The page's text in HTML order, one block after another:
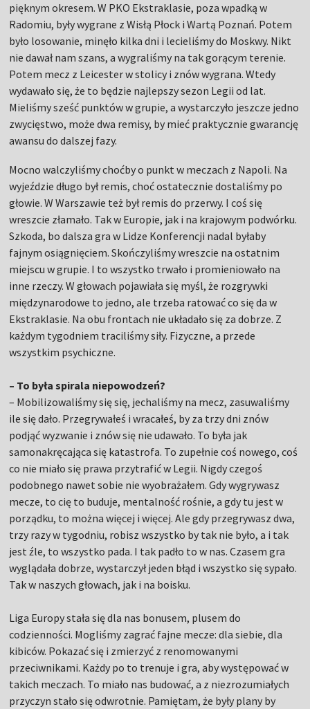
pięknym okresem. W PKO Ekstraklasie, poza wpadką w
Radomiu, były wygrane z Wisłą Płock i Wartą Poznań. Potem
było losowanie, minęło kilka dni i lecieliśmy do Moskwy. Nikt
nie dawał nam szans, a wygraliśmy na tak gorącym terenie.
Potem mecz z Leicester w stolicy i znów wygrana. Wtedy
wydawało się, że to będzie najlepszy sezon Legii od lat.
Mieliśmy sześć punktów w grupie, a wystarczyło jeszcze jedno
zwycięstwo, może dwa remisy, by mieć praktycznie gwarancję
awansu do dalszej fazy.
Mocno walczyliśmy choćby o punkt w meczach z Napoli. Na
wyjeździe długo był remis, choć ostatecznie dostaliśmy po
głowie. W Warszawie też był remis do przerwy. I coś się
wreszcie złamało. Tak w Europie, jak i na krajowym podwórku.
Szkoda, bo dalsza gra w Lidze Konferencji nadal byłaby
fajnym osiągnięciem. Skończyliśmy wreszcie na ostatnim
miejscu w grupie. I to wszystko trwało i promieniowało na
inne rzeczy. W głowach pojawiała się myśl, że rozgrywki
międzynarodowe to jedno, ale trzeba ratować co się da w
Ekstraklasie. Na obu frontach nie układało się za dobrze. Z
każdym tygodniem traciliśmy siły. Fizyczne, a przede
wszystkim psychiczne.
– To była spirala niepowodzeń?
– Mobilizowaliśmy się się, jechaliśmy na mecz, zasuwaliśmy
ile się dało. Przegrywałeś i wracałeś, by za trzy dni znów
podjąć wyzwanie i znów się nie udawało. To była jak
samonakręcająca się katastrofa. To zupełnie coś nowego, coś
co nie miało się prawa przytrafić w Legii. Nigdy czegoś
podobnego nawet sobie nie wyobrażałem. Gdy wygrywasz
mecze, to cię to buduje, mentalność rośnie, a gdy tu jest w
porządku, to można więcej i więcej. Ale gdy przegrywasz dwa,
trzy razy w tygodniu, robisz wszystko by tak nie było, a i tak
jest źle, to wszystko pada. I tak padło to w nas. Czasem gra
wyglądała dobrze, wystarczył jeden błąd i wszystko się sypało.
Tak w naszych głowach, jak i na boisku.
Liga Europy stała się dla nas bonusem, plusem do
codzienności. Mogliśmy zagrać fajne mecze: dla siebie, dla
kibiców. Pokazać się i zmierzyć z renomowanymi
przeciwnikami. Każdy po to trenuje i gra, aby występować w
takich meczach. To miało nas budować, a z niezrozumiałych
przyczyn stało się odwrotnie. Pamiętam, że były plany by